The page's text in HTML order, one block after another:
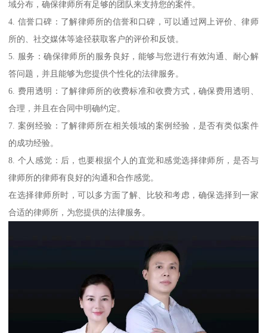
域分布，确保律师所有足够的团队来支持您的案件。
4. 信誉口碑：了解律师所的信誉和口碑，可以通过网上评价、律师
所的、社交媒体等途径获取客户的评价和反馈。
5. 服务：确保律师所的服务良好，能够与您进行有效沟通、耐心解
答问题，并且能够为您提供个性化的法律服务。
6. 费用透明：了解律师所的收费标准和收费方式，确保费用透明、
合理，并且在合同中明确约定。
7. 案例经验：了解律师所在相关领域的案例经验，是否有类似案件
的成功经验。
8. 个人感觉：后，也要根据个人的直觉和感觉选择律师所，是否与
律师所的律师有良好的沟通和合作感觉。
在选择律师所时，可以多方面了解、比较和考虑，确保选择到一家
合适的律师所，为您提供的法律服务。